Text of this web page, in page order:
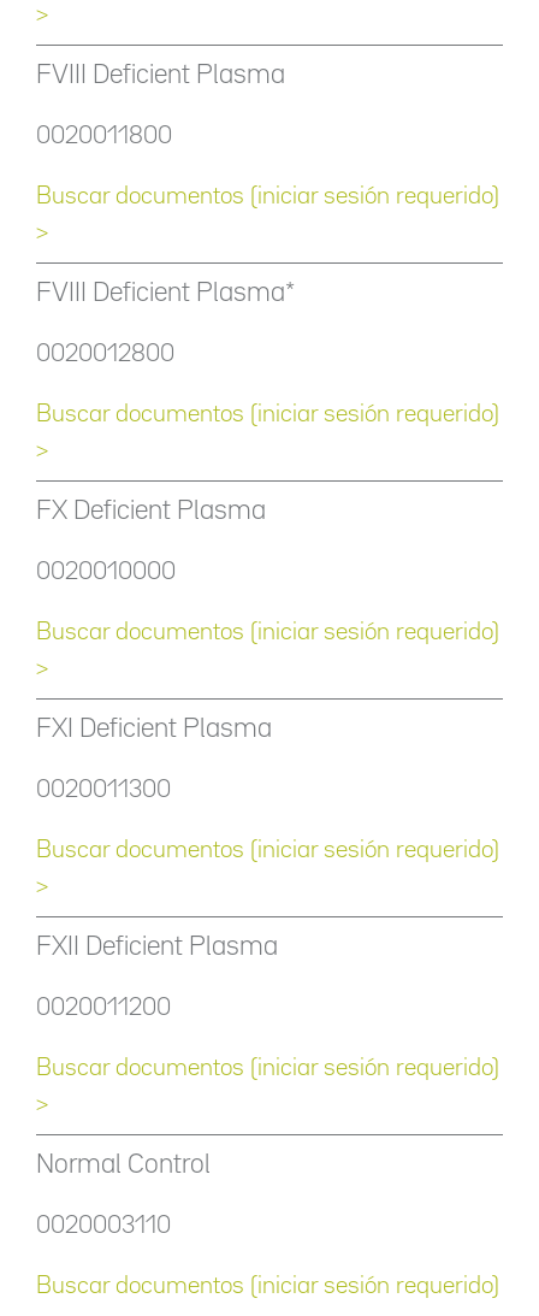
>
FVIII Deficient Plasma
0020011800
Buscar documentos (iniciar sesión requerido)
>
FVIII Deficient Plasma*
0020012800
Buscar documentos (iniciar sesión requerido)
>
FX Deficient Plasma
0020010000
Buscar documentos (iniciar sesión requerido)
>
FXI Deficient Plasma
0020011300
Buscar documentos (iniciar sesión requerido)
>
FXII Deficient Plasma
0020011200
Buscar documentos (iniciar sesión requerido)
>
Normal Control
0020003110
Buscar documentos (iniciar sesión requerido)